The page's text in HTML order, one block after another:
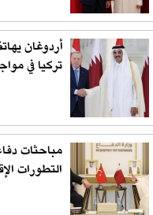
أردوغان
تركيا في
مباحثات
التطورات